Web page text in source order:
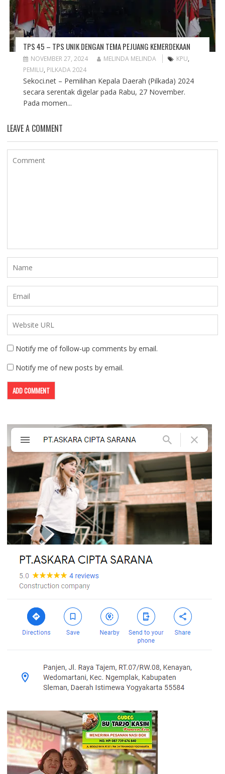
TPS 45 – TPS UNIK DENGAN TEMA PEJUANG KEMERDEKAAN
NOVEMBER 27, 2024 MELINDA MELINDA KPU,
PEMILU, PILKADA 2024
Sekoci.net – Pemilihan Kepala Daerah (Pilkada) 2024
secara serentak digelar pada Rabu, 27 November.
Pada momen...
LEAVE A COMMENT
Notify me of follow-up comments by email.
Notify me of new posts by email.